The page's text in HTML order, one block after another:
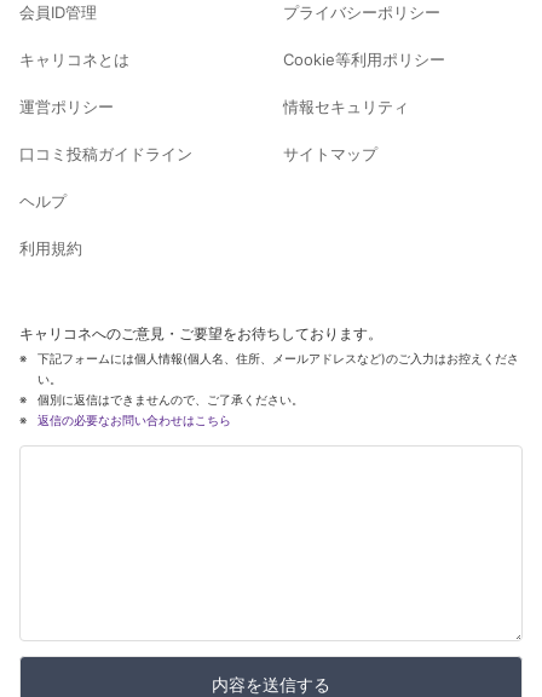
会員ID管理
キャリコネとは
運営ポリシー
口コミ投稿ガイドライン
ヘルプ
利用規約
プライバシーポリシー
Cookie等利用ポリシー
情報セキュリティ
サイトマップ
キャリコネへのご意見・ご要望をお待ちしております。
下記フォームには個人情報(個人名、住所、メールアドレスなど)のご入力はお控えくださ
い。
個別に返信はできませんので、ご了承ください。
返信の必要なお問い合わせはこちら
内容を送信する